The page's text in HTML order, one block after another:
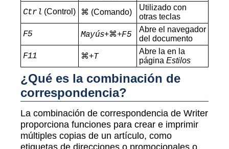
Ctrl (Control) ⌘ (Comando)
Utilizado con
otras teclas
F5 Mayús+⌘+F5
Abre el navegador
del documento
F11 ⌘+T
Abre la en la
página Estilos
¿Qué es la combinación de
correspondencia?
La combinación de correspondencia de Writer
proporciona funciones para crear e imprimir
múltiples copias de un artículo, como
etiquetas de direcciones o promocionales o